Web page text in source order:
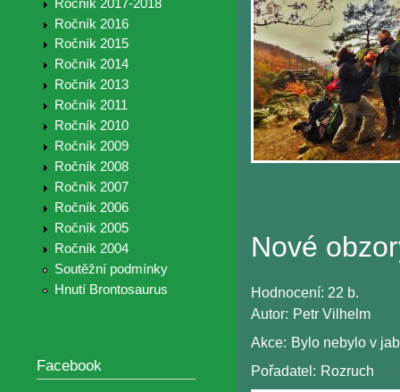
Ročník 2017-2018
Ročník 2016
Ročník 2015
Ročník 2014
Ročník 2013
Ročník 2011
Ročník 2010
Ročník 2009
Ročník 2008
Ročník 2007
Ročník 2006
Ročník 2005
Ročník 2004
Soutěžní podmínky
Hnutí Brontosaurus
Facebook
Nové
Hodnocení: 22 b.
Autor: Petr Vilhelm
Akce: Bylo nebylo v
Pořadatel: Rozruch